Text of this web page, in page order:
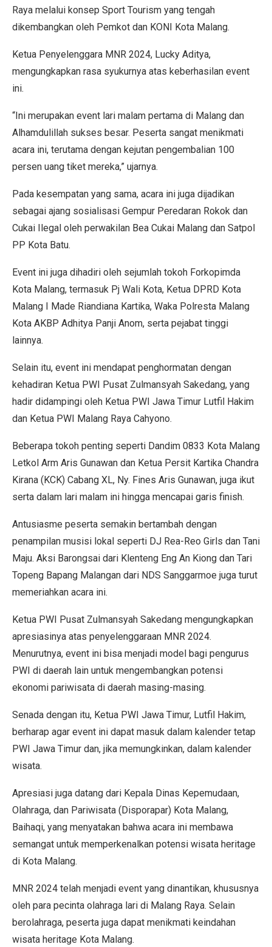
Raya melalui konsep Sport Tourism yang tengah
dikembangkan oleh Pemkot dan KONI Kota Malang.
Ketua Penyelenggara MNR 2024, Lucky Aditya,
mengungkapkan rasa syukurnya atas keberhasilan event
ini.
“Ini merupakan event lari malam pertama di Malang dan
Alhamdulillah sukses besar. Peserta sangat menikmati
acara ini, terutama dengan kejutan pengembalian 100
persen uang tiket mereka,” ujarnya.
Pada kesempatan yang sama, acara ini juga dijadikan
sebagai ajang sosialisasi Gempur Peredaran Rokok dan
Cukai Ilegal oleh perwakilan Bea Cukai Malang dan Satpol
PP Kota Batu.
Event ini juga dihadiri oleh sejumlah tokoh Forkopimda
Kota Malang, termasuk Pj Wali Kota, Ketua DPRD Kota
Malang I Made Riandiana Kartika, Waka Polresta Malang
Kota AKBP Adhitya Panji Anom, serta pejabat tinggi
lainnya.
Selain itu, event ini mendapat penghormatan dengan
kehadiran Ketua PWI Pusat Zulmansyah Sakedang, yang
hadir didampingi oleh Ketua PWI Jawa Timur Lutfil Hakim
dan Ketua PWI Malang Raya Cahyono.
Beberapa tokoh penting seperti Dandim 0833 Kota Malang
Letkol Arm Aris Gunawan dan Ketua Persit Kartika Chandra
Kirana (KCK) Cabang XL, Ny. Fines Aris Gunawan, juga ikut
serta dalam lari malam ini hingga mencapai garis finish.
Antusiasme peserta semakin bertambah dengan
penampilan musisi lokal seperti DJ Rea-Reo Girls dan Tani
Maju. Aksi Barongsai dari Klenteng Eng An Kiong dan Tari
Topeng Bapang Malangan dari NDS Sanggarmoe juga turut
memeriahkan acara ini.
Ketua PWI Pusat Zulmansyah Sakedang mengungkapkan
apresiasinya atas penyelenggaraan MNR 2024.
Menurutnya, event ini bisa menjadi model bagi pengurus
PWI di daerah lain untuk mengembangkan potensi
ekonomi pariwisata di daerah masing-masing.
Senada dengan itu, Ketua PWI Jawa Timur, Lutfil Hakim,
berharap agar event ini dapat masuk dalam kalender tetap
PWI Jawa Timur dan, jika memungkinkan, dalam kalender
wisata.
Apresiasi juga datang dari Kepala Dinas Kepemudaan,
Olahraga, dan Pariwisata (Disporapar) Kota Malang,
Baihaqi, yang menyatakan bahwa acara ini membawa
semangat untuk memperkenalkan potensi wisata heritage
di Kota Malang.
MNR 2024 telah menjadi event yang dinantikan, khususnya
oleh para pecinta olahraga lari di Malang Raya. Selain
berolahraga, peserta juga dapat menikmati keindahan
wisata heritage Kota Malang.